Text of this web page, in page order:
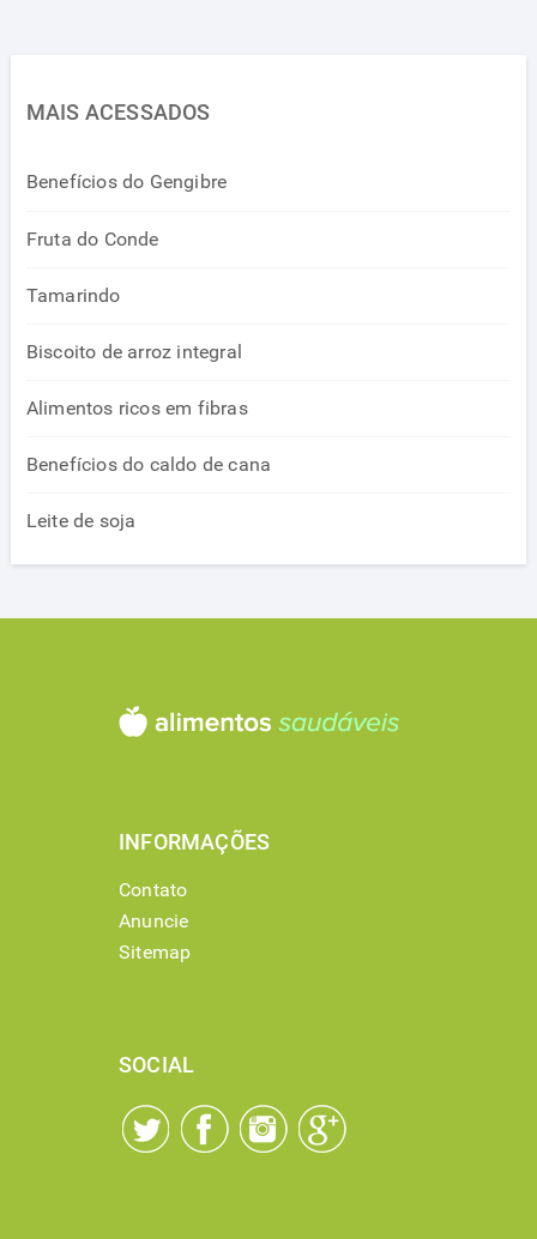
MAIS ACESSADOS
Benefícios do Gengibre
Fruta do Conde
Tamarindo
Biscoito de arroz integral
Alimentos ricos em fibras
Benefícios do caldo de cana
Leite de soja
INFORMAÇÕES
Contato
Anuncie
Sitemap
SOCIAL